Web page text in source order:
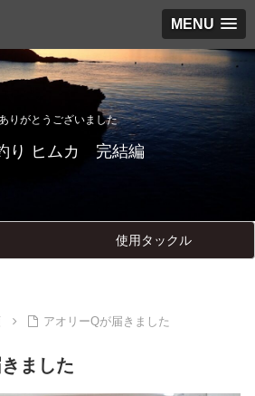
MENU
ありがとうございました
り ヒムカ 完結編
使用タックル
アオリーQが届きました
ました